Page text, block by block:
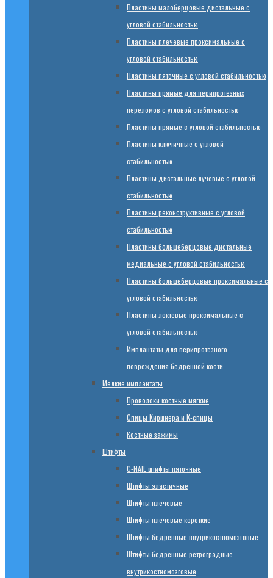
Пластины малоберцовые дистальные с
угловой стабильностью
Пластины плечевые проксимальные с
угловой стабильностью
Пластины пяточные с угловой стабильностью
Пластины прямые для перипротезных
переломов с угловой стабильностью
Пластины прямые с угловой стабильностью
Пластины ключичные с угловой
стабильностью
Пластины дистальные лучевые с угловой
стабильностью
Пластины реконструктивные с угловой
стабильностью
Пластины большеберцовые дистальные
медиальные с угловой стабильностью
Пластины большеберцовые проксимальные с
угловой стабильностью
Пластины локтевые проксимальные с
угловой стабильностью
Имплантаты для перипротезного
повреждения бедренной кости
Мелкие имплантаты
Проволоки костные мягкие
Спицы Киршнера и К-спицы
Костные зажимы
Штифты
C-NAIL штифты пяточные
Штифты эластичные
Штифты плечевые
Штифты плечевые короткие
Штифты бедренные внутрикостномозговые
Штифты бедренные ретроградные
внутрикостномозговые